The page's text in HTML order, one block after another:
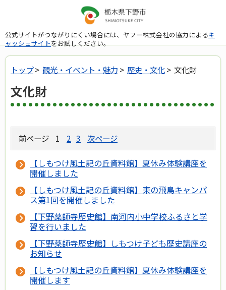
公式サイトがつながりにくい場合には、ヤフー株式会社の協力によるキ
ャッシュサイトをお試しください。
トップ> 観光・イベント・魅力 > 歴史・文化> 文化財
文化財
前ページ 1 2 3 次ページ
【しもつけ風土記の丘資料館】夏休み体験講座を
開催しました
【しもつけ風土記の丘資料館】東の飛鳥キャンパ
ス第1回を開催しました
【下野薬師寺歴史館】南河内小中学校ふるさと学
習を行いました
【下野薬師寺歴史館】しもつけ子ども歴史講座の
お知らせ
【しもつけ風土記の丘資料館】夏休み体験講座を
開催します